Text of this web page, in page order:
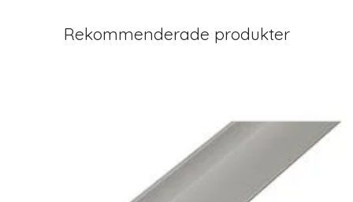
Rekommenderade produkter